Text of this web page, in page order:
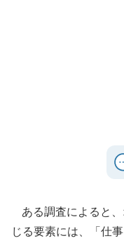
ある調査によると
じる要素には、「仕